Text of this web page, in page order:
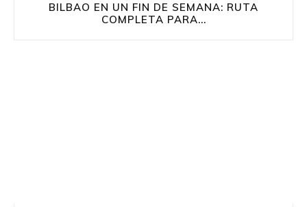
BILBAO EN UN FIN DE SEMANA: RUTA
COMPLETA PARA...